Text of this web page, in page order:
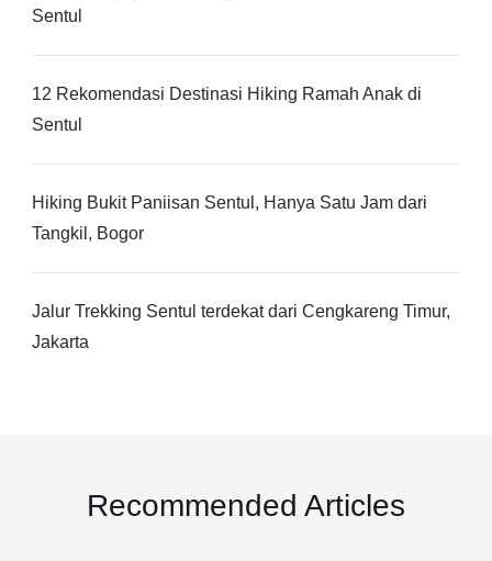
Sentul
12 Rekomendasi Destinasi Hiking Ramah Anak di
Sentul
Hiking Bukit Paniisan Sentul, Hanya Satu Jam dari
Tangkil, Bogor
Jalur Trekking Sentul terdekat dari Cengkareng Timur,
Jakarta
Recommended Articles